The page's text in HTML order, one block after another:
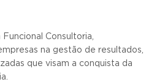
Consultoria,
na gestão de resultados,
que visam a conquista da